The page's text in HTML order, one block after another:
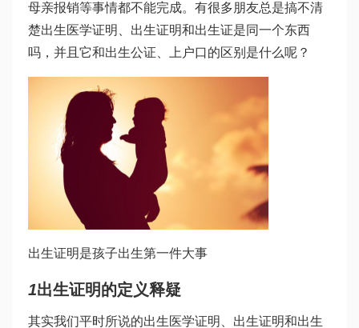
母亲报销等事情都不能完成。有很多朋友总是搞不清
楚出生医学证明、出生证明和出生证是同一个东西
吗，并且它和出生公证、上户口的区别是什么呢？
出生证明是孩子出生第一件大事
1出生证明的定义释疑
其实我们平时所说的出生医学证明、出生证明和出生